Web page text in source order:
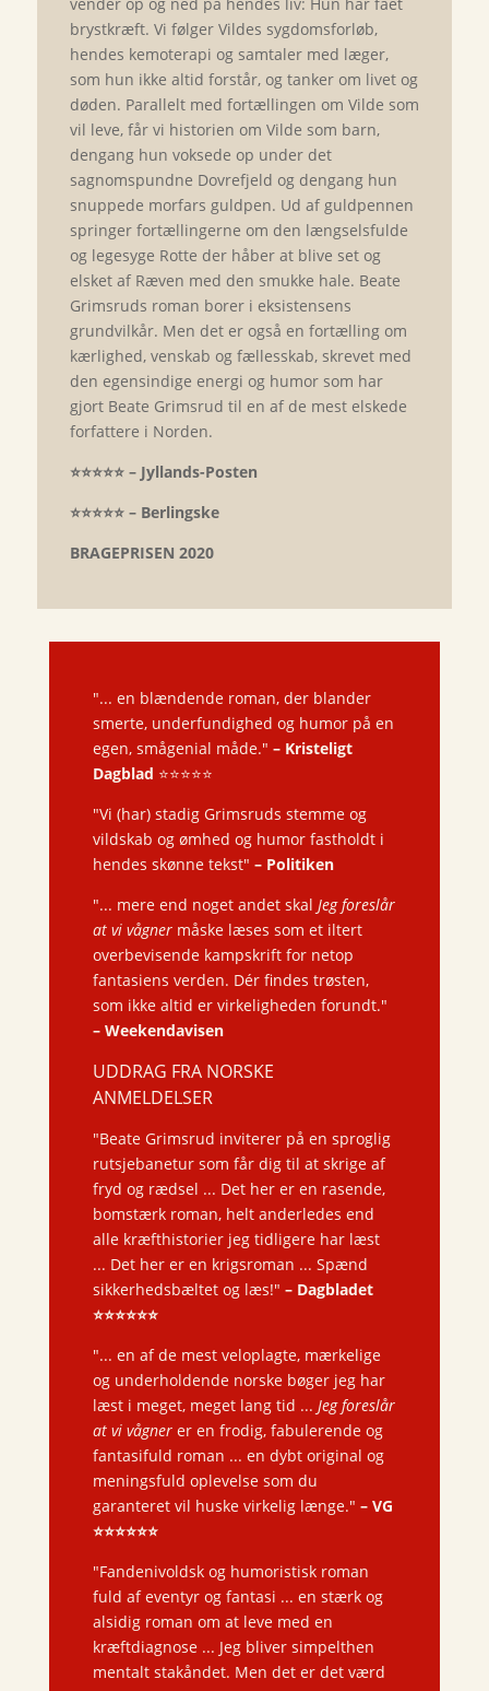
brystkræft. Vi følger Vildes sygdomsforløb,
hendes kemoterapi og samtaler med læger,
som hun ikke altid forstår, og tanker om livet og
døden. Parallelt med fortællingen om Vilde som
vil leve, får vi historien om Vilde som barn,
dengang hun voksede op under det
sagnomspundne Dovrefjeld og dengang hun
snuppede morfars guldpen. Ud af guldpennen
springer fortællingerne om den længselsfulde
og legesyge Rotte der håber at blive set og
elsket af Ræven med den smukke hale. Beate
Grimsruds roman borer i eksistensens
grundvilkår. Men det er også en fortælling om
kærlighed, venskab og fællesskab, skrevet med
den egensindige energi og humor som har
gjort Beate Grimsrud til en af de mest elskede
forfattere i Norden.
⭐️⭐️⭐️⭐️⭐️ – Jyllands-Posten
⭐️⭐️⭐️⭐️⭐️ – Berlingske
BRAGEPRISEN 2020
"... en blændende roman, der blander
smerte, underfundighed og humor på en
egen, smågenial måde." –Kristeligt
Dagblad ⭐️⭐️⭐️⭐️⭐️
"Vi (har) stadig Grimsruds stemme og
vildskab og ømhed og humor fastholdt i
hendes skønne tekst" –Politiken
"... mere end noget andet skal Jeg foreslår
at vi vågnermåske læses som et iltert
overbevisende kampskrift for netop
fantasiens verden. Dér findes trøsten,
som ikke altid er virkeligheden forundt."
–Weekendavisen
UDDRAG FRA NORSKE
ANMELDELSER
"Beate Grimsrud inviterer på en sproglig
rutsjebanetur som får dig til at skrige af
fryd og rædsel ... Det her er en rasende,
bomstærk roman, helt anderledes end
alle kræfthistorier jeg tidligere har læst
... Det her er en krigsroman ... Spænd
sikkerhedsbæltet og læs!" –Dagbladet
⭐️⭐️⭐️⭐️⭐️⭐️
"... en af de mest veloplagte, mærkelige
og underholdende norske bøger jeg har
læst i meget, meget lang tid ... Jeg foreslår
at vi vågnerer en frodig, fabulerende og
fantasifuld roman ... en dybt original og
meningsfuld oplevelse som du
garanteret vil huske virkelig længe." –VG
⭐️⭐️⭐️⭐️⭐️⭐️
"Fandenivoldsk og humoristisk roman
fuld af eventyr og fantasi ... en stærk og
alsidig roman om at leve med en
kræftdiagnose ... Jeg bliver simpelthen
mentalt stakåndet. Men det er det værd